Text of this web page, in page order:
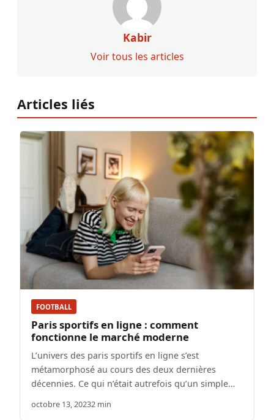
Kabir
Voir tous les articles
Articles liés
FOOTBALL
Paris sportifs en ligne : comment
fonctionne le marché moderne
L’univers des paris sportifs en ligne s’est
métamorphosé au cours des deux dernières
décennies. Ce qui n’était autrefois qu’un simple…
octobre 13, 20232 min